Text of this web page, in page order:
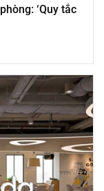
‘Quy tắc